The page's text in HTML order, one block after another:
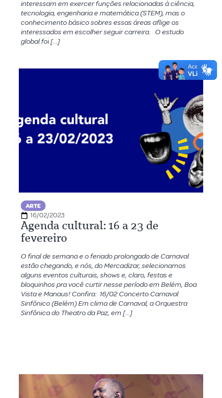
interessam em exercer funções relacionadas à ciência,
tecnologia, engenharia e matemática (STEM), mas o
conhecimento básico sobres essas áreas aflige os
interessados em escolher seguir carreira. O estudo
global foi […]
ARTE
16/02/2023
Agenda cultural: 16 a 23 de
fevereiro
O final de semana e o feriado prolongado de Carnaval
estão chegando, e nós, do Mercadizar, selecionamos
alguns eventos culturais, shows e, claro, festas e
bloquinhos pra você curtir nesse período em Belém, Boa
Vista e Manaus! Confira: 16/02 Concerto Carnaval
Sinfônico (Belém) Em clima de Carnaval, a Orquestra
Sinfônica do Theatro da Paz, em […]